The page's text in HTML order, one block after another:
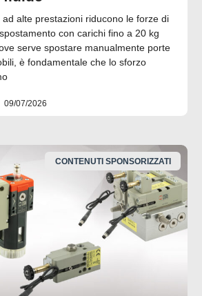
alte prestazioni riducono le forze di
con carichi fino a 20 kg
serve spostare manualmente porte
è fondamentale che lo sforzo
09/07/2026
CONTENUTI SPONSORIZZATI